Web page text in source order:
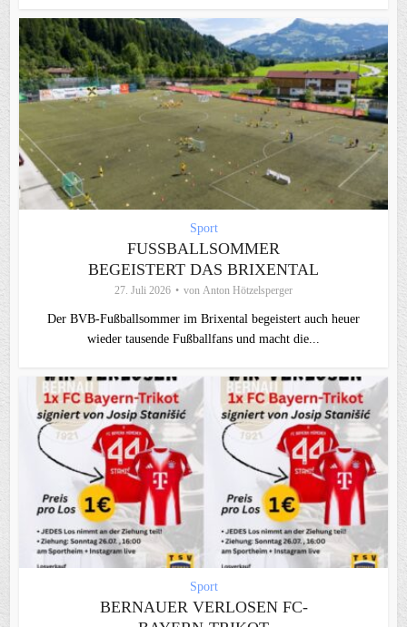
Sport
FUSSBALLSOMMER B
EGEISTERT DAS BRIXENTAL
27. Juli 2026 von Anton Hötzelsperger
Der BVB-Fußballsommer im Brixental begeistert auch heuer
wieder tausende Fußballfans und macht die...
Sport
BERNAUER VERLOSEN FC-